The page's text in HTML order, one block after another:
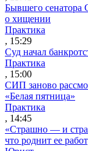
Бывшего сенатора
о хищении
Практика
, 15:29
Суд начал
Практика
, 15:00
СИП заново
«Белая пятница»
Практика
, 14:45
«Страшно — и
что роднит ее